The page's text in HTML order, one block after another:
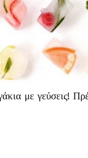
με γεύσεις!